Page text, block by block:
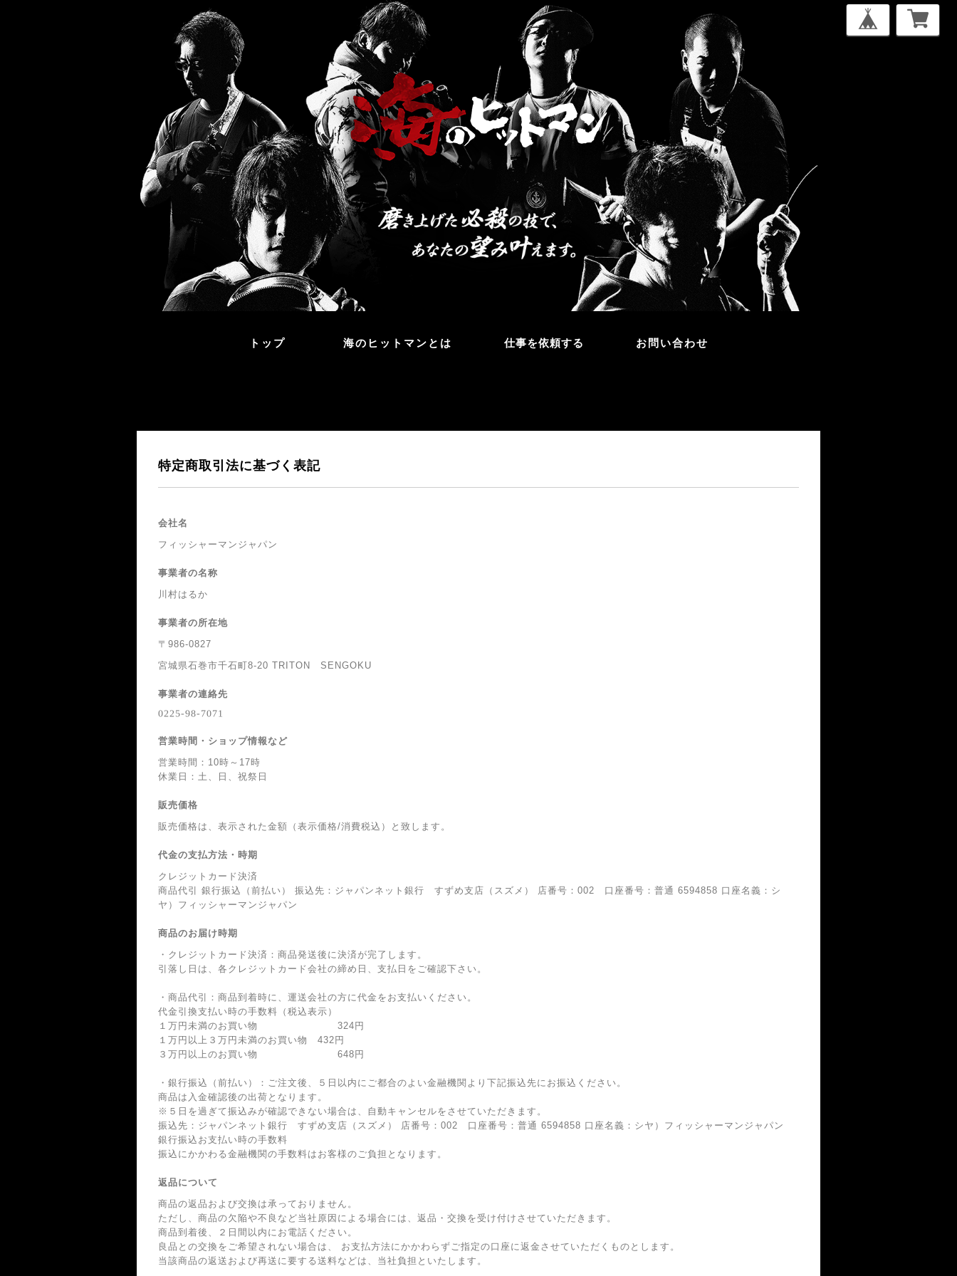
トップ 海のヒットマンとは 仕事を依頼する お問い合わせ
特定商取引法に基づく表記
会社名
フィッシャーマンジャパン
事業者の名称
川村はるか
事業者の所在地
〒986-0827
宮城県石巻市千石町8-20 TRITON SENGOKU
事業者の連絡先
営業時間・ショップ情報など
営業時間：10時～17時
休業日：土、日、祝祭日
販売価格
販売価格は、表示された金額（表示価格/消費税込）と致します。
代金の支払方法・時期
クレジットカード決済
商品代引 銀行振込（前払い） 振込先：ジャパンネット銀行 すずめ支店（スズメ） 店番号：002 口座番号：普通 6594858 口座名義：シ
ヤ）フィッシャーマンジャパン
商品のお届け時期
・クレジットカード決済：商品発送後に決済が完了します。
引落し日は、各クレジットカード会社の締め日、支払日をご確認下さい。
・商品代引：商品到着時に、運送会社の方に代金をお支払いください。
代金引換支払い時の手数料（税込表示）
１万円未満のお買い物 324円
１万円以上３万円未満のお買い物 432円
３万円以上のお買い物 648円
・銀行振込（前払い）：ご注文後、５日以内にご都合のよい金融機関より下記振込先にお振込ください。
商品は入金確認後の出荷となります。
※５日を過ぎて振込みが確認できない場合は、自動キャンセルをさせていただきます。
振込先：ジャパンネット銀行 すずめ支店（スズメ） 店番号：002 口座番号：普通 6594858 口座名義：シヤ）フィッシャーマンジャパン
銀行振込お支払い時の手数料
振込にかかわる金融機関の手数料はお客様のご負担となります。
返品について
商品の返品および交換は承っておりません。
ただし、商品の欠陥や不良など当社原因による場合には、返品・交換を受け付けさせていただきます。
商品到着後、２日間以内にお電話ください。
良品との交換をご希望されない場合は、 お支払方法にかかわらずご指定の口座に返金させていただくものとします。
当該商品の返送および再送に要する送料などは、当社負担といたします。